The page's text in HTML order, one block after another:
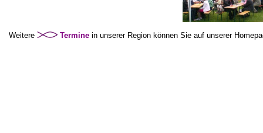
Weitere Termine in unserer Region können Sie auf unserer